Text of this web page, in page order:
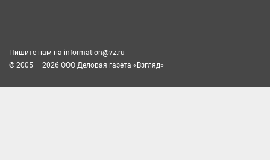
Пишите нам на information@vz.ru
© 2005 — 2026 ООО Деловая газета «Взгляд»